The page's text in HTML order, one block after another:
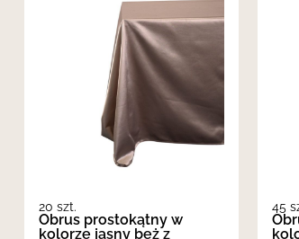
20 szt.
Obrus prostokątny w
kolorze jasny beż z
45